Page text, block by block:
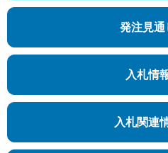
発注見通
入札情
入札関連